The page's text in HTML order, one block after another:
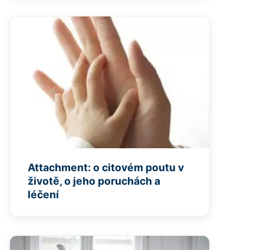
Attachment: o citovém poutu v
životě, o jeho poruchách a
léčení